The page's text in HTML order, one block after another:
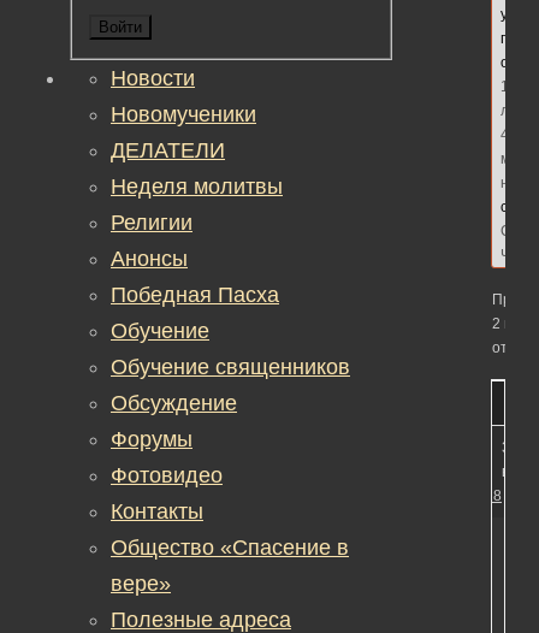
10
лет,
4
2
в
#2718
Войти
Новости
Новомученики
ДЕЛАТЕЛИ
Неделя молитвы
Религии
Анонсы
Победная Пасха
Обучение
Обучение священников
Обсуждение
Форумы
Фотовидео
Контакты
Общество «Спасение в
вере»
Полезные адреса